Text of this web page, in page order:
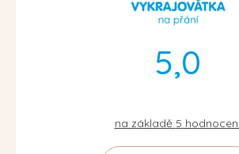
5,0
na základě 5